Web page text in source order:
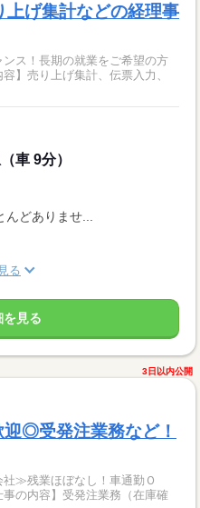
上げ集計などの経理事
ンス！長期の就業をご希望の方
売り上げ集計、伝票入力、
車 9分）
どありませ...
る
を見る
3日以内公開
◎受発注業務など！
≫残業ほぼなし！車通勤Ｏ
の内容】受発注業務（在庫確